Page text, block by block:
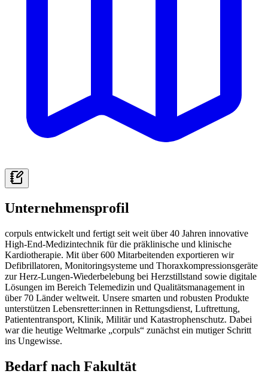
Unternehmensprofil
corpuls entwickelt und fertigt seit weit über 40 Jahren innovative
High-End-Medizintechnik für die präklinische und klinische
Kardiotherapie. Mit über 600 Mitarbeitenden exportieren wir
Defibrillatoren, Monitoringsysteme und Thoraxkompressionsgeräte
zur Herz-Lungen-Wiederbelebung bei Herzstillstand sowie digitale
Lösungen im Bereich Telemedizin und Qualitätsmanagement in
über 70 Länder weltweit. Unsere smarten und robusten Produkte
unterstützen Lebensretter:innen in Rettungsdienst, Luftrettung,
Patiententransport, Klinik, Militär und Katastrophenschutz. Dabei
war die heutige Weltmarke „corpuls“ zunächst ein mutiger Schritt
ins Ungewisse.
Bedarf nach Fakultät